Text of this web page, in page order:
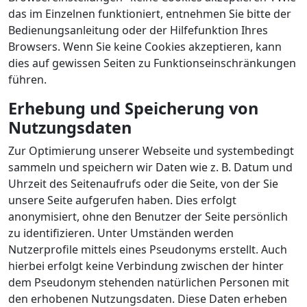
das im Einzelnen funktioniert, entnehmen Sie bitte der
Bedienungsanleitung oder der Hilfefunktion Ihres
Browsers. Wenn Sie keine Cookies akzeptieren, kann
dies auf gewissen Seiten zu Funktionseinschränkungen
führen.
Erhebung und Speicherung von
Nutzungsdaten
Zur Optimierung unserer Webseite und systembedingt
sammeln und speichern wir Daten wie z. B. Datum und
Uhrzeit des Seitenaufrufs oder die Seite, von der Sie
unsere Seite aufgerufen haben. Dies erfolgt
anonymisiert, ohne den Benutzer der Seite persönlich
zu identifizieren. Unter Umständen werden
Nutzerprofile mittels eines Pseudonyms erstellt. Auch
hierbei erfolgt keine Verbindung zwischen der hinter
dem Pseudonym stehenden natürlichen Personen mit
den erhobenen Nutzungsdaten. Diese Daten erheben